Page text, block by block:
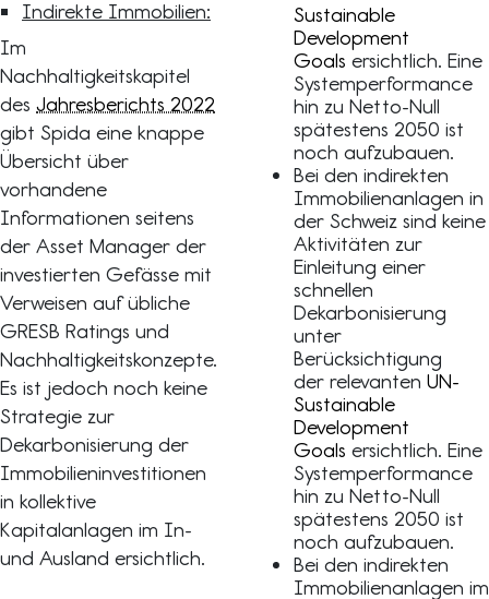
Indirekte Immobilien:
Im
Nachhaltigkeitskapitel
des Jahresberichts 2022
gibt Spida eine knappe
Übersicht über
vorhandene
Informationen seitens
der Asset Manager der
investierten Gefässe mit
Verweisen auf übliche
GRESB Ratings und
Nachhaltigkeitskonzepte.
Es ist jedoch noch keine
Strategie zur
Dekarbonisierung der
Immobilieninvestitionen
in kollektive
Kapitalanlagen im In-
und Ausland ersichtlich.
Sustainable
Development
Goals ersichtlich. Eine
Systemperformance
hin zu Netto-Null
spätestens 2050 ist
noch aufzubauen.
Bei den indirekten
Immobilienanlagen in
der Schweiz sind keine
Aktivitäten zur
Einleitung einer
schnellen
Dekarbonisierung
unter
Berücksichtigung
der relevanten UN-
Sustainable
Development
Goals ersichtlich. Eine
Systemperformance
hin zu Netto-Null
spätestens 2050 ist
noch aufzubauen.
Bei den indirekten
Immobilienanlagen im